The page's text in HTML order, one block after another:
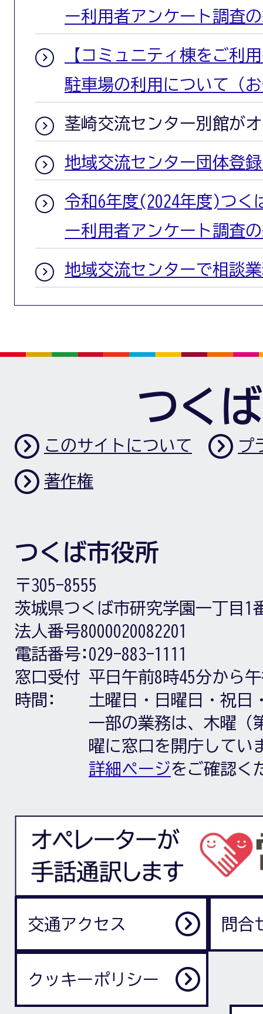
ー利用者アンケート調査
【コミュニティ棟をご利
駐車場の利用について（
茎崎交流センター別館が
地域交流センター団体登
令和6年度(2024年度)つく
ー利用者アンケート調査
地域交流センターで相談
つく
このサイトについて プ
著作権
つくば市役所
〒305-8555
茨城県つくば市研究学園一丁目1
法人番号8000020082201
電話番号: 029-883-1111
窓口受付
時間:
平日午前8時45分から
土曜日・日曜日・祝日
一部の業務は、木曜（
曜に窓口を開庁してい
詳細ページをご確認く
交通アクセス 問合
クッキーポリシー